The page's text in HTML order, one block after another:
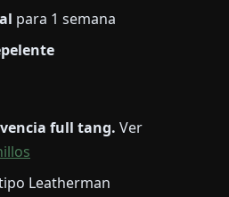
para 1 semana
full tang. Ver
Leatherman